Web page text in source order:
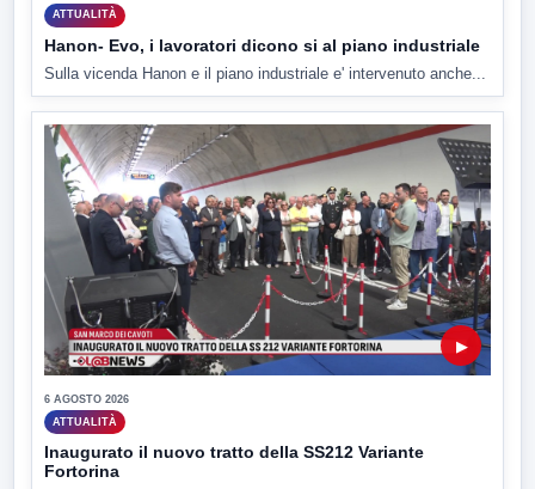
ATTUALITÀ
Hanon- Evo, i lavoratori dicono si al piano industriale
Sulla vicenda Hanon e il piano industriale e' intervenuto anche...
▶
6 AGOSTO 2026
ATTUALITÀ
Inaugurato il nuovo tratto della SS212 Variante
Fortorina